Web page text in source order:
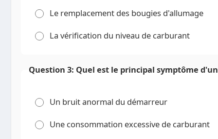
Le remplacement des bougies d'allumage
La vérification du niveau de carburant
Question 3: Quel est le principal symptôme
Un bruit anormal du démarreur
Une consommation excessive de carburant